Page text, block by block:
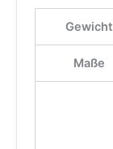
Gewicht
Maße